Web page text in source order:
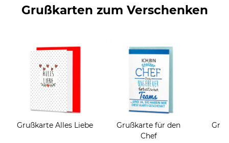
Grußkarten zum Verschenken
Grußkarte Alles Liebe
Grußkarte für den
Chef